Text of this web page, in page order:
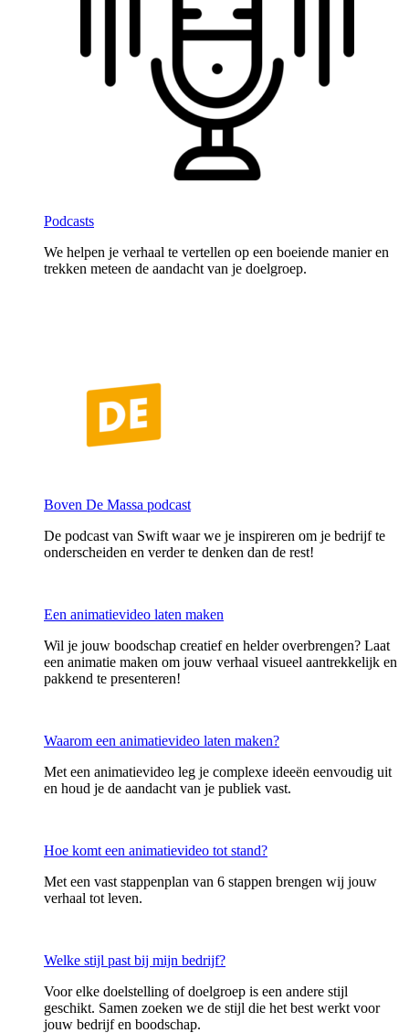
Podcasts
We helpen je verhaal te vertellen op een boeiende manier en
trekken meteen de aandacht van je doelgroep.
Boven De Massa podcast
De podcast van Swift waar we je inspireren om je bedrijf te
onderscheiden en verder te denken dan de rest!
Een animatievideo laten maken
Wil je jouw boodschap creatief en helder overbrengen? Laat
een animatie maken om jouw verhaal visueel aantrekkelijk en
pakkend te presenteren!
Waarom een animatievideo laten maken?
Met een animatievideo leg je complexe ideeën eenvoudig uit
en houd je de aandacht van je publiek vast.
Hoe komt een animatievideo tot stand?
Met een vast stappenplan van 6 stappen brengen wij jouw
verhaal tot leven.
Welke stijl past bij mijn bedrijf?
Voor elke doelstelling of doelgroep is een andere stijl
geschikt. Samen zoeken we de stijl die het best werkt voor
jouw bedrijf en boodschap.